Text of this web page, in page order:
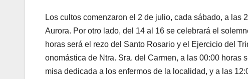
Los cultos comenzaron el 2 de julio, cada sábado, a las
Aurora. Por otro lado, del 14 al 16 se celebrará el
horas será el rezo del Santo Rosario y el Ejercicio del
onomástica de Ntra. Sra. del Carmen, a las 00:00 horas
misa dedicada a los enfermos de la localidad, y a las